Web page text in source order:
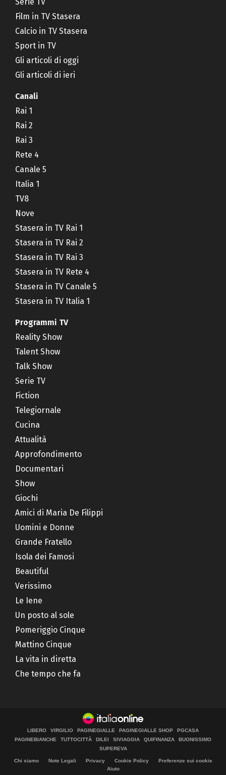
Film in TV Stasera
Calcio in TV Stasera
Sport in TV
Gli articoli di oggi
Gli articoli di ieri
Canali
Rai 1
Rai 2
Rai 3
Rete 4
Canale 5
Italia 1
TV8
Nove
Stasera in TV Rai 1
Stasera in TV Rai 2
Stasera in TV Rai 3
Stasera in TV Rete 4
Stasera in TV Canale 5
Stasera in TV Italia 1
Programmi TV
Reality Show
Talent Show
Talk Show
Serie TV
Fiction
Telegiornale
Cucina
Attualità
Approfondimento
Documentari
Show
Giochi
Amici di Maria De Filippi
Uomini e Donne
Grande Fratello
Isola dei Famosi
Beautiful
Verissimo
Le Iene
Un posto al sole
Pomeriggio Cinque
Mattino Cinque
La vita in diretta
Che tempo che fa
LIBERO VIRGILIO PAGINEGIALLE PAGINEGIALLE SHOP
PGCASA
PAGINEBIANCHE
TUTTOCITTÀ DILEI SIVIAGGIA QUIFINANZA
BUONISSIMO
SUPEREVA
Chi siamo Note Legali Privacy Cookie Policy
Preferenze sui cookie
Aiuto